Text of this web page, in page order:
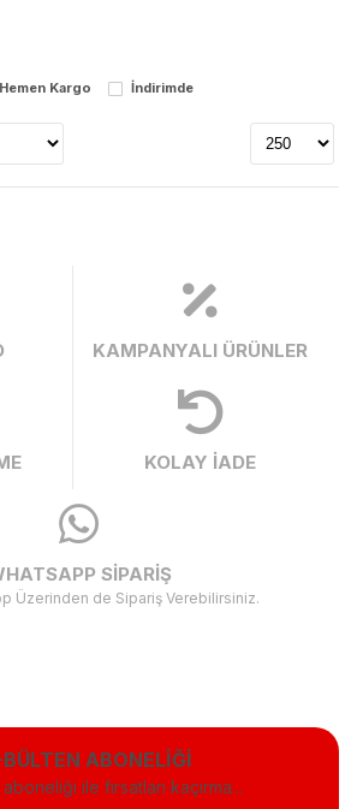
Hemen Kargo İndirimde
KAMPANYALI ÜRÜNLER
KOLAY İADE
SİPARİŞ
Üzerinden de Sipariş Verebilirsiniz.
ABONELİĞİ
ile fırsatları kaçırma...